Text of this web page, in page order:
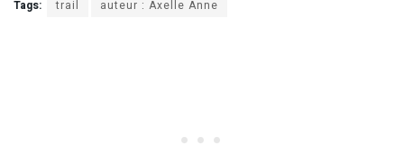
Tags: trail auteur : Axelle Anne